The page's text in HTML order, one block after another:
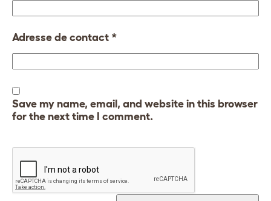
Adresse de contact *
Save my name, email, and website in this browser
for the next time I comment.